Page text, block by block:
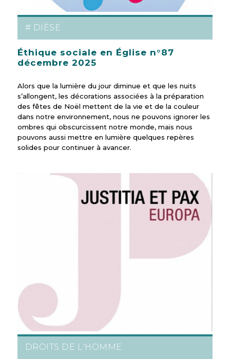
# DIÈSE
Éthique sociale en Église n°87
décembre 2025
Alors que la lumière du jour diminue et que les nuits
s’allongent, les décorations associées à la préparation
des fêtes de Noël mettent de la vie et de la couleur
dans notre environnement, nous ne pouvons ignorer les
ombres qui obscurcissent notre monde, mais nous
pouvons aussi mettre en lumière quelques repères
solides pour continuer à avancer.
DROITS DE L'HOMME